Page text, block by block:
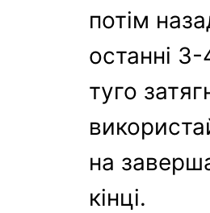
потім
останні 3-
туго
на
кінці.